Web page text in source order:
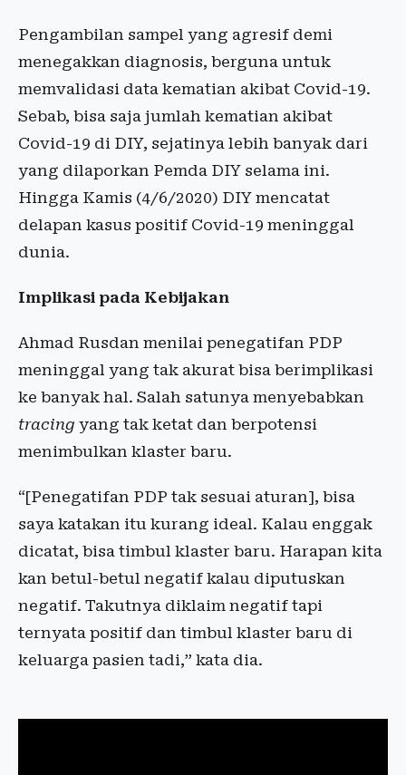
Pengambilan sampel yang agresif demi
menegakkan diagnosis, berguna untuk
memvalidasi data kematian akibat Covid-19.
Sebab, bisa saja jumlah kematian akibat
Covid-19 di DIY, sejatinya lebih banyak dari
yang dilaporkan Pemda DIY selama ini.
Hingga Kamis (4/6/2020) DIY mencatat
delapan kasus positif Covid-19 meninggal
dunia.
Implikasi pada Kebijakan
Ahmad Rusdan menilai penegatifan PDP
meninggal yang tak akurat bisa berimplikasi
ke banyak hal. Salah satunya menyebabkan
tracing yang tak ketat dan berpotensi
menimbulkan klaster baru.
“[Penegatifan PDP tak sesuai aturan], bisa
saya katakan itu kurang ideal. Kalau enggak
dicatat, bisa timbul klaster baru. Harapan kita
kan betul-betul negatif kalau diputuskan
negatif. Takutnya diklaim negatif tapi
ternyata positif dan timbul klaster baru di
keluarga pasien tadi,” kata dia.